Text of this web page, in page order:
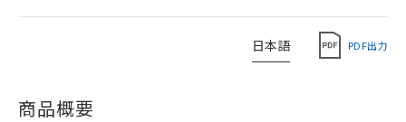
日本語 PDF出力
商品概要